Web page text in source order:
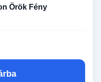
Örök Fény